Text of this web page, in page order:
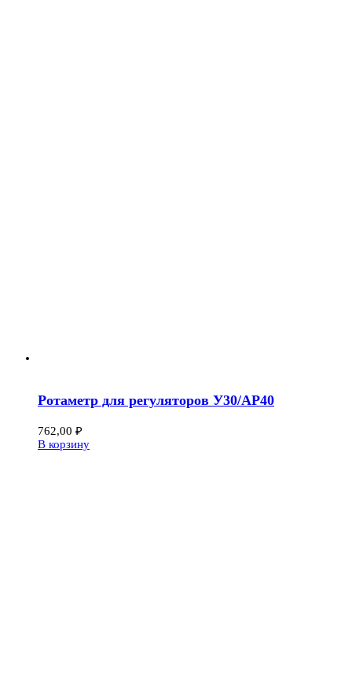
Ротаметр для регуляторов У30/АР40
762,00 ₽
В корзину